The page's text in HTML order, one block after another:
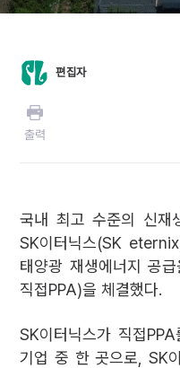
편집자
출력
국내 최고 수준의 신재
SK이터닉스(SK
태양광 재생에너지 공
직접PPA)을 체결했다.
SK이터닉스가 직접
기업 중 한 곳으로, SK